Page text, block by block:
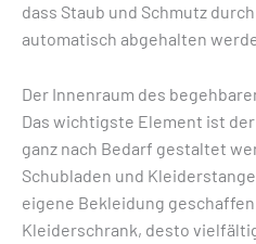
dass Staub und Schmutz
automatisch abgehalten
Der Innenraum des
Das wichtigste Element ist
ganz nach Bedarf gestaltet
Schubladen und
eigene Bekleidung
Kleiderschrank, desto